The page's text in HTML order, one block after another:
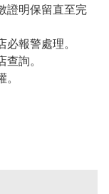
明保留直至完
報警處理。
詢。